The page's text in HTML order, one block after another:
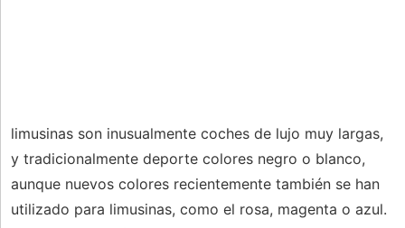
limusinas son inusualmente coches de lujo muy largas,
y tradicionalmente deporte colores negro o blanco,
aunque nuevos colores recientemente también se han
utilizado para limusinas, como el rosa, magenta o azul.